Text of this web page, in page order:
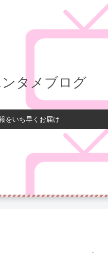
タメブログ
をいち早くお届け